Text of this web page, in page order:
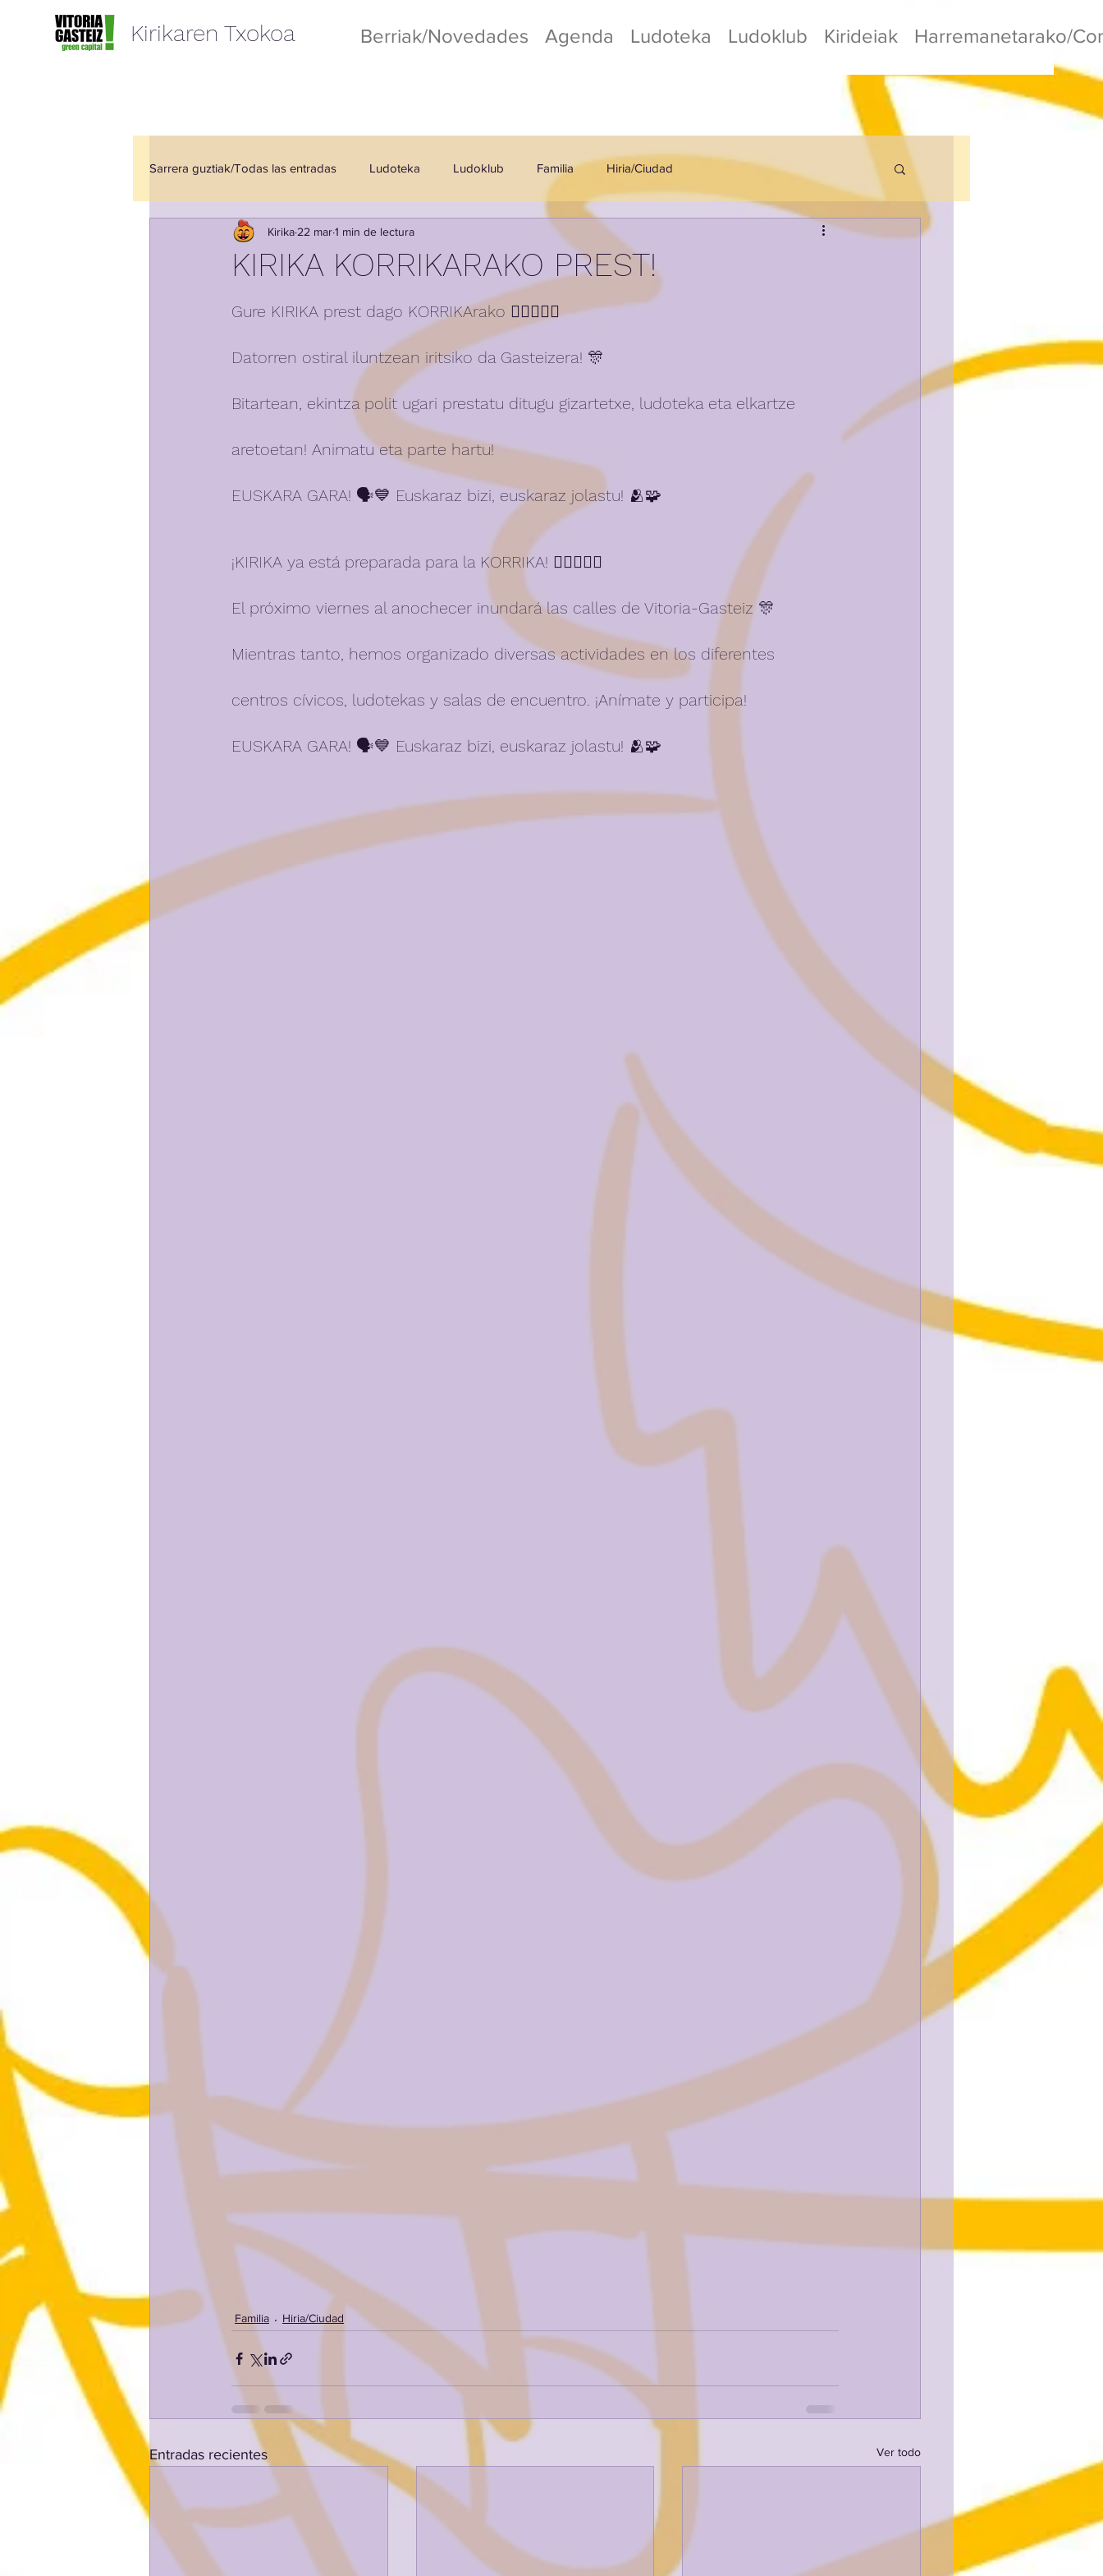
Kirikaren Txokoa Berriak/Novedades Agenda Ludoteka Ludoklub Kirideiak Harremanetarako/
Sarrera guztiak/Todas las entradas Ludoteka Ludoklub Familia Hiria/Ciudad
Elkartze Aretoa/ Sala de Encuentro Kafetegia/Cafetería
KIRIKA KORRIKARAKO PREST!
Kirika 22 mar1 min de lectura
Gure KIRIKA prest dago KORRIKArako 🏃‍♀️🏃🏿‍♂️
Datorren ostiral iluntzean iritsiko da Gasteizera! 🎊
Bitartean, ekintza polit ugari prestatu ditugu gizartetxe, ludoteka eta elkartze
aretoetan! Animatu eta parte hartu!
EUSKARA GARA! 🗣️💙 Euskaraz bizi, euskaraz jolastu! 🫂🧩
¡KIRIKA ya está preparada para la KORRIKA! 🏃🏿‍♂️🏃‍♀️
El próximo viernes al anochecer inundará las calles de Vitoria-Gasteiz 🎊
Mientras tanto, hemos organizado diversas actividades en los diferentes
centros cívicos, ludotekas y salas de encuentro. ¡Anímate y participa!
EUSKARA GARA! 🗣️💙 Euskaraz bizi, euskaraz jolastu! 🫂🧩
Familia Hiria/Ciudad
Entradas recientes Ver todo